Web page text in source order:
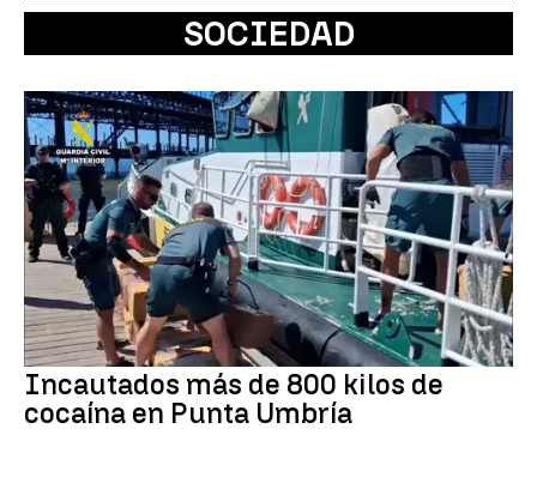
SOCIEDAD
Incautados más de 800 kilos de
cocaína en Punta Umbría